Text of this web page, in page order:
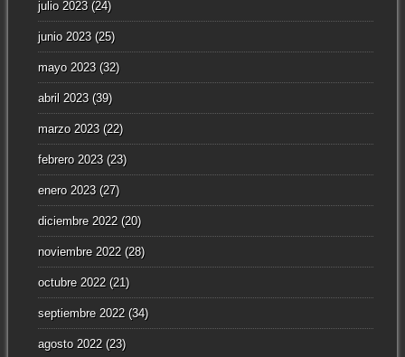
julio 2023(24)
junio 2023(25)
mayo 2023(32)
abril 2023(39)
marzo 2023(22)
febrero 2023(23)
enero 2023(27)
diciembre 2022(20)
noviembre 2022(28)
octubre 2022(21)
septiembre 2022(34)
agosto 2022(23)